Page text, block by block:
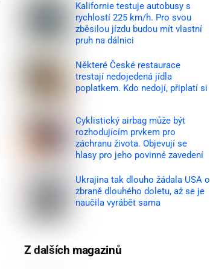
Kalifornie testuje autobusy s
rychlostí 225 km/h. Pro svou
zběsilou jízdu budou mít vlastní
pruh na dálnici
Některé České restaurace
trestají nedojedená jídla
poplatkem. Kdo nedojí, připlatí si
Cyklistický airbag může být
rozhodujícím prvkem pro
záchranu života. Objevují se
hlasy pro jeho povinné zavedení
Ukrajina tak dlouho žádala USA o
zbraně dlouhého doletu, až se je
naučila vyrábět sama
Z dalších magazinů